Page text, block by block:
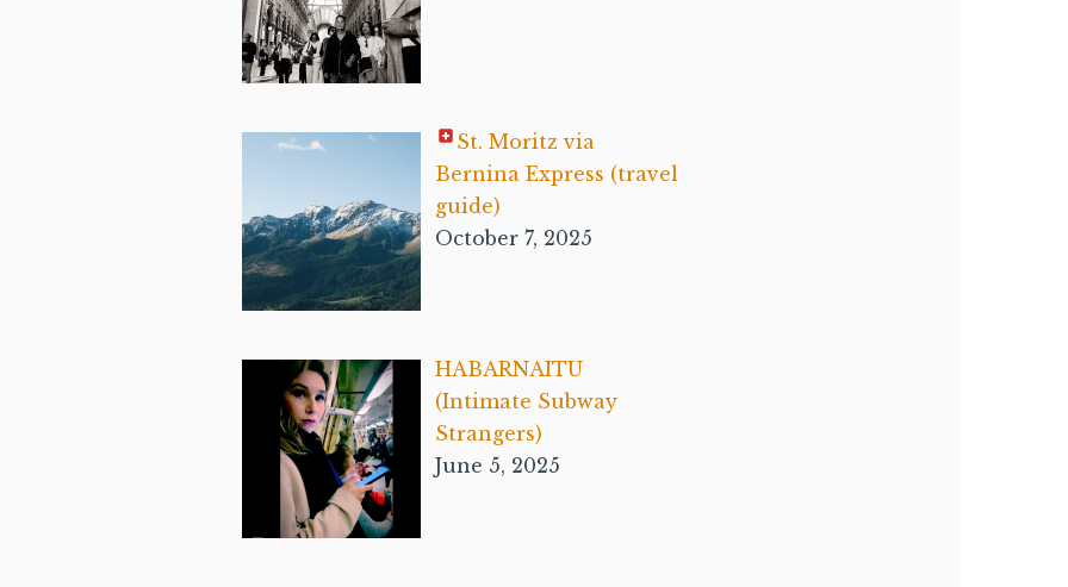
St. Moritz via
Bernina Express (travel
guide)
October 7, 2025
HABARNAITU
(Intimate Subway
Strangers)
June 5, 2025